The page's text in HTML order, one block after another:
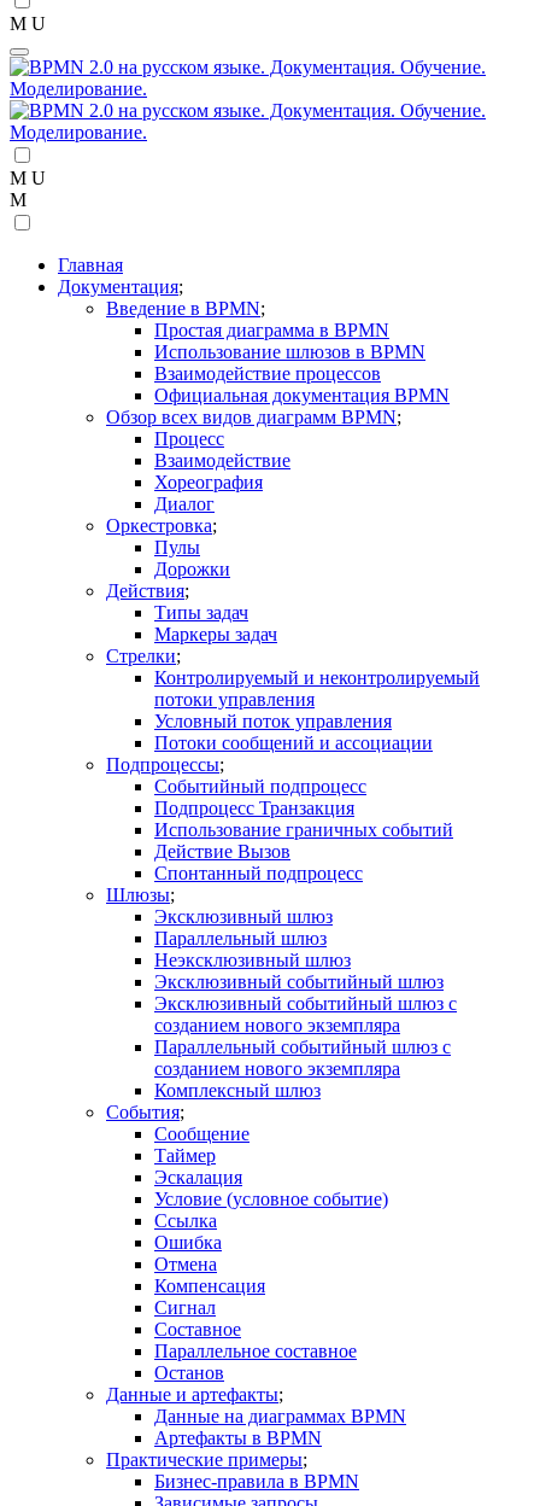
Главная
Документация
Введение в BPMN
Простая диаграмма в BPMN
Использование шлюзов в BPMN
Взаимодействие процессов
Официальная документация BPMN
Обзор всех видов диаграмм BPMN
Процесс
Взаимодействие
Хореография
Диалог
Оркестровка
Пулы
Дорожки
Действия
Типы задач
Маркеры задач
Стрелки
Контролируемый и неконтролируемый
потоки управления
Условный поток управления
Потоки сообщений и ассоциации
Подпроцессы
Событийный подпроцесс
Подпроцесс Транзакция
Использование граничных событий
Действие Вызов
Спонтанный подпроцесс
Шлюзы
Эксклюзивный шлюз
Параллельный шлюз
Неэксклюзивный шлюз
Эксклюзивный событийный шлюз
Эксклюзивный событийный шлюз с
созданием нового экземпляра
Параллельный событийный шлюз с
созданием нового экземпляра
Комплексный шлюз
События
Сообщение
Таймер
Эскалация
Условие (условное событие)
Ссылка
Ошибка
Отмена
Компенсация
Сигнал
Составное
Параллельное составное
Останов
Данные и артефакты
Данные на диаграммах BPMN
Артефакты в BPMN
Практические примеры
Бизнес-правила в BPMN